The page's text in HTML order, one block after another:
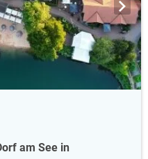
am See in